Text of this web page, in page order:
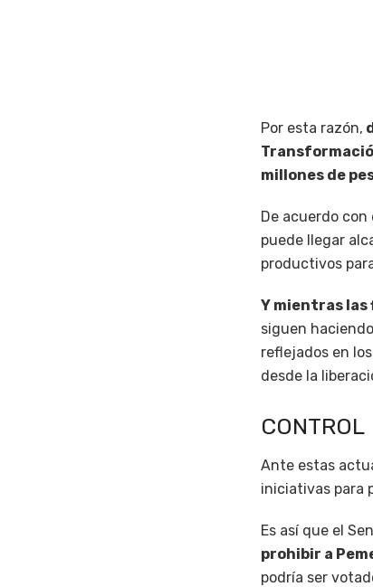
Por esta razón,
millones de
De acuerdo
puede llegar
productivos
Y mientras las
siguen
reflejados en
desde la
CONTROL
Ante estas
iniciativas para
Es así que el
prohibir a
podría ser